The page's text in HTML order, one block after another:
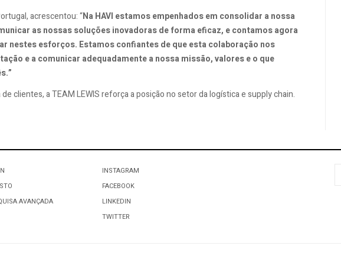
acrescentou: “Na HAVI estamos empenhados em consolidar a nossa
as nossas soluções inovadoras de forma eficaz, e contamos agora
nestes esforços. Estamos confiantes de que esta colaboração nos
e a comunicar adequadamente a nossa missão, valores e o que
clientes, a TEAM LEWIS reforça a posição no setor da logística e supply chain.
AVANÇADA
INSTAGRAM
FACEBOOK
LINKEDIN
TWITTER